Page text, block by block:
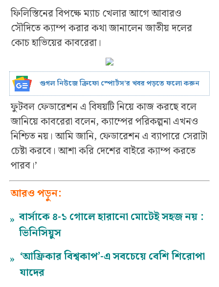
ফিলিস্তিনের বিপক্ষে ম্যাচ খেলার আগে আবারও
সৌদিতে ক্যাম্প করার কথা জানালেন জাতীয় দলের
কোচ হাভিয়ের কাবরেরা।
গুগল নিউজে ক্রিফো স্পোর্টস’র খবর পড়তে ফলো করুন
ফুটবল ফেডারেশন এ বিষয়টি নিয়ে কাজ করছে বলে
জানিয়ে কাবরেরা বলেন, ক্যাম্পের পরিকল্পনা এখনও
নিশ্চিত নয়। আমি জানি, ফেডারেশন এ ব্যাপারে সেরাটা
চেষ্টা করবে। আশা করি দেশের বাইরে ক্যাম্প করতে
পারব।’
আরও পড়ুন:
» বার্সাকে ৪-১ গোলে হারানো মোটেই সহজ নয় :
ভিনিসিয়ুস
» ‘আফ্রিকার বিশ্বকাপ’-এ সবচেয়ে বেশি শিরোপা
যাদের